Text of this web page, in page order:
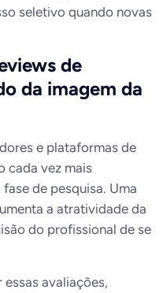
seletivo quando novas
de
da imagem da
e plataformas de
cada vez mais
de pesquisa. Uma
a atratividade da
do profissional de se
avaliações,